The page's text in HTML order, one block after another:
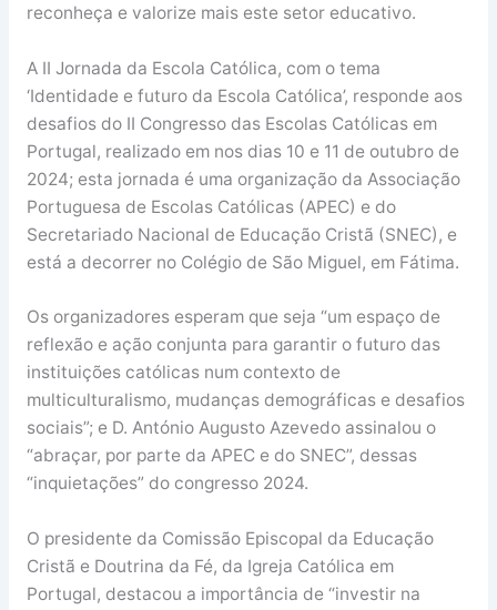
reconheça e valorize mais este setor educativo.
A II Jornada da Escola Católica, com o tema
‘Identidade e futuro da Escola Católica’, responde aos
desafios do II Congresso das Escolas Católicas em
Portugal, realizado em nos dias 10 e 11 de outubro de
2024; esta jornada é uma organização da Associação
Portuguesa de Escolas Católicas (APEC) e do
Secretariado Nacional de Educação Cristã (SNEC), e
está a decorrer no Colégio de São Miguel, em Fátima.
Os organizadores esperam que seja “um espaço de
reflexão e ação conjunta para garantir o futuro das
instituições católicas num contexto de
multiculturalismo, mudanças demográficas e desafios
sociais”; e D. António Augusto Azevedo assinalou o
“abraçar, por parte da APEC e do SNEC”, dessas
“inquietações” do congresso 2024.
O presidente da Comissão Episcopal da Educação
Cristã e Doutrina da Fé, da Igreja Católica em
Portugal, destacou a importância de “investir na